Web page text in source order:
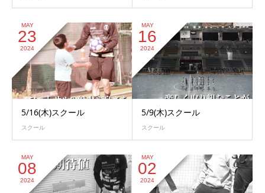
MAY
23
2024
5/16(木)スクール
スクール
MAY
16
2024
5/9(木)スクール
スクール
MAY
08
2024
MAY
02
2024